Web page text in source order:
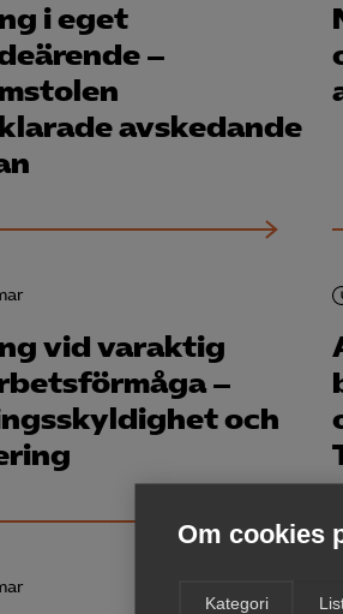
Om cookies
Kategori
i eget
–
avskedande
vid varaktig
–
och